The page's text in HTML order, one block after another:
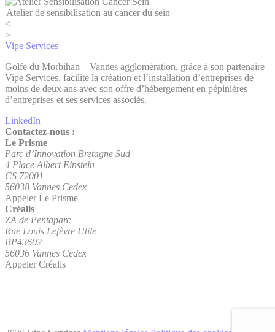
Atelier de sensibilisation au cancer du sein
<
>
Vipe Services
Golfe du Morbihan – Vannes agglomération, grâce à son partenaire
Vipe Services, facilite la création et l’installation d’entreprises de
moins de deux ans avec son offre d’hébergement en pépinières
d’entreprises et ses services associés.
LinkedIn
Contactez-nous :
Le Prisme
Parc d’Innovation Bretagne Sud
4 Place Albert Einstein
CS 72001
56038 Vannes Cedex
Appeler Le Prisme
Créalis
ZA de Pentaparc
Rue Louis Lefèvre Utile
BP43602
56036 Vannes Cedex
Appeler Créalis